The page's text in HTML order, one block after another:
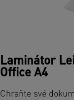
Laminátor
Office A4
Chraňte své